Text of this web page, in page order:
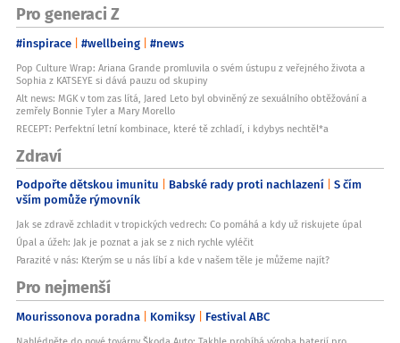
Pro generaci Z
#inspirace #wellbeing #news
Pop Culture Wrap: Ariana Grande promluvila o svém ústupu z veřejného života a
Sophia z KATSEYE si dává pauzu od skupiny
Alt news: MGK v tom zas lítá, Jared Leto byl obviněný ze sexuálního obtěžování a
zemřely Bonnie Tyler a Mary Morello
RECEPT: Perfektní letní kombinace, které tě zchladí, i kdybys nechtěl*a
Zdraví
Podpořte dětskou imunitu Babské rady proti nachlazení S čím
vším pomůže rýmovník
Jak se zdravě zchladit v tropických vedrech: Co pomáhá a kdy už riskujete úpal
Úpal a úžeh: Jak je poznat a jak se z nich rychle vyléčit
Parazité v nás: Kterým se u nás líbí a kde v našem těle je můžeme najít?
Pro nejmenší
Mourissonova poradna Komiksy Festival ABC